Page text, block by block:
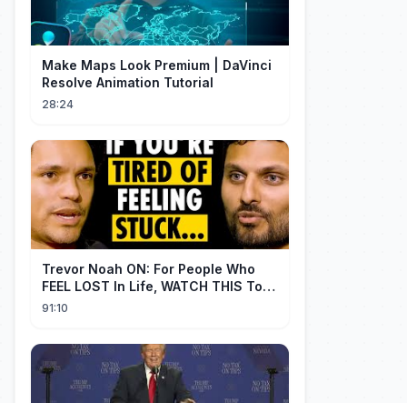
Make Maps Look Premium | DaVinci
Resolve Animation Tutorial
28:24
Trevor Noah ON: For People Who
FEEL LOST In Life, WATCH THIS To
91:10